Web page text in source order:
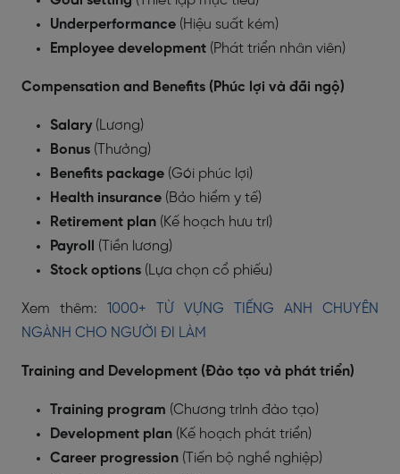
Underperformance (Hiệu suất kém)
Employee development (Phát triển nhân viên)
Compensation and Benefits (Phúc lợi và đãi ngộ)
Salary (Lương)
Bonus (Thưởng)
Benefits package (Gói phúc lợi)
Health insurance (Bảo hiểm y tế)
Retirement plan (Kế hoạch hưu trí)
Payroll
(Tiền lương)
Stock options (Lựa chọn cổ phiếu)
Xem thêm: 1000+ TỪ VỰNG TIẾNG ANH CHUYÊN
NGÀNH CHO NGƯỜI ĐI LÀM
Training and Development (Đào tạo và phát triển)
Training program (Chương trình đào tạo)
Development plan (Kế hoạch phát triển)
Career progression (Tiến bộ nghề nghiệp)